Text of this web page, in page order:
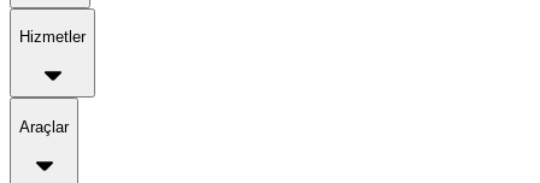
Hizmetler
Araçlar